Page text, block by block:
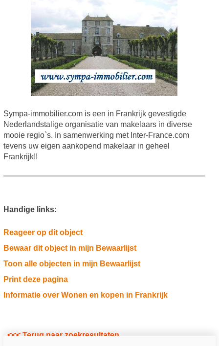
Sympa-immobilier.com is een in Frankrijk gevestigde
Nederlandstalige organisatie van makelaars in diverse
mooie regio`s. In samenwerking met Inter-France.com
tevens uw eigen aankopend makelaar in geheel
Frankrijk!!
Handige links:
Reageer op dit object
Bewaar dit object in mijn Bewaarlijst
Toon alle objecten in mijn Bewaarlijst
Print deze pagina
Informatie over Wonen en kopen in Frankrijk
<<< Terug naar zoekresultaten